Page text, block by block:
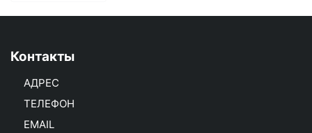
Контакты
АДРЕС
ТЕЛЕФОН
EMAIL